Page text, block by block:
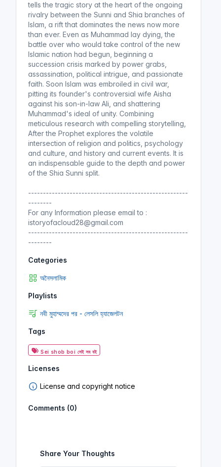
tells the tragic story at the heart of the ongoing
rivalry between the Sunni and Shia branches of
Islam, a rift that dominates the news now more
than ever. Even as Muhammad lay dying, the
battle over who would take control of the new
Islamic nation had begun, beginning a
succession crisis marked by power grabs,
assassination, political intrigue, and passionate
faith. Soon Islam was embroiled in civil war,
pitting its founder's controversial wife Aisha
against his son-in-law Ali, and shattering
Muhammad's ideal of unity. Combining
meticulous research with compelling storytelling,
After the Prophet explores the volatile
intersection of religion and politics, psychology
and culture, and history and current events. It is
an indispensable guide to the depth and power
of the Shia Sunni split.
------------------------------------------------------
--------
For any Information please email to :
istoryofacloud28@gmail.com
------------------------------------------------------
--------
Categories
অনৈসলামিক
Playlists
নবী মুহাম্মদের পর - লেসলি হ্যাজেলটন
Tags
Sei shob boi সেই সব বই
Licenses
License and copyright notice
Comments (0)
Share Your Thoughts